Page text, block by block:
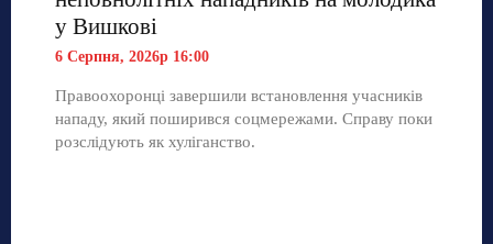
у Вишкові
6 Серпня, 2026р 16:00
Правоохоронці завершили встановлення учасників
нападу, який поширився соцмережами. Справу поки
розслідують як хуліганство.